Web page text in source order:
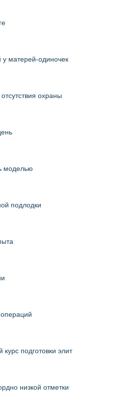
у матерей-одиночек
охраны
моделью
подлодки
подготовки элит
низкой отметки